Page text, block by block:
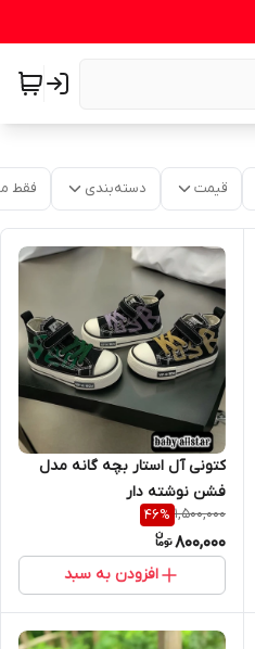
قیمت دسته‌بندی فقط
کتونی آل استار بچه گانه مدل
فشن نوشته دار
1,500,000
46%
800,000
افزودن به سبد